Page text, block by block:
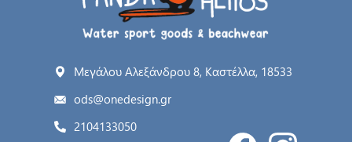
Μεγάλου Αλεξάνδρου 8, Καστέλλα, 18533
ods@onedesign.gr
2104133050